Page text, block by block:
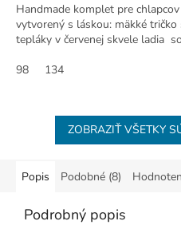
Handmade komplet pre
vytvorený s láskou: mäkké
tepláky v červenej skvele ladia
98
134
ZOBRAZIŤ VŠETKY
Popis Podobné (8)
Podrobný popis